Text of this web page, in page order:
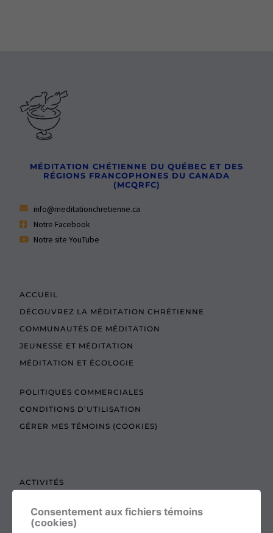
MÉDITATION CHÉTIENNE DU QUÉBEC ET DES
RÉGIONS FRANCOPHONES DU CANADA
(MCQRFC)
info@meditationchretienne.ca
Notre Facebook
Notre site YouTube
ACCUEIL
DÉCOUVREZ LA MÉDITATION CHRÉTIENNE
COMMUNAUTÉS DE MÉDITATION
JEUNESSE ET MÉDITATION
MÉDITATION ET ÉCOLOGIE
POLITIQUES COMMERCIALES
CONDITIONS D’UTILISATION
GÉRER MES TÉMOINS (COOKIES)
ACTIVITÉS
ADMINISTRATION
Consentement aux fichiers témoins
(cookies)